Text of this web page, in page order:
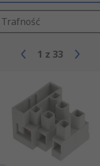
Trafność
1 z 33